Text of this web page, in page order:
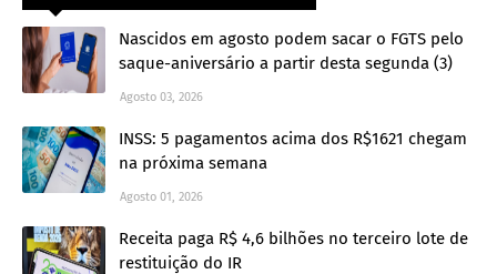
Nascidos em agosto podem sacar o FGTS pelo
saque-aniversário a partir desta segunda (3)
Agosto 03, 2026
INSS: 5 pagamentos acima dos R$1621 chegam
na próxima semana
Agosto 01, 2026
Receita paga R$ 4,6 bilhões no terceiro lote de
restituição do IR